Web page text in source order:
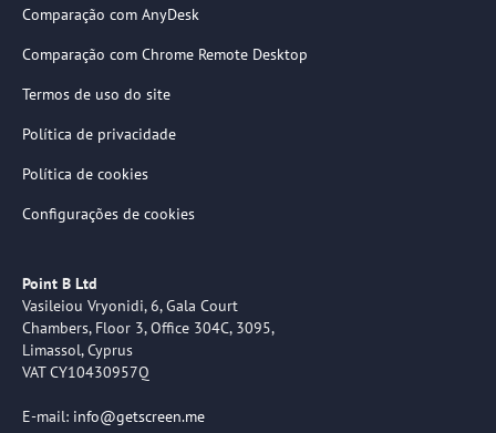
Comparação com AnyDesk
Comparação com Chrome Remote Desktop
Termos de uso do site
Política de privacidade
Política de cookies
Configurações de cookies
Point B Ltd
Vasileiou Vryonidi, 6, Gala Court
Chambers, Floor 3, Office 304C, 3095,
Limassol, Cyprus
VAT CY10430957Q
E-mail: info@getscreen.me